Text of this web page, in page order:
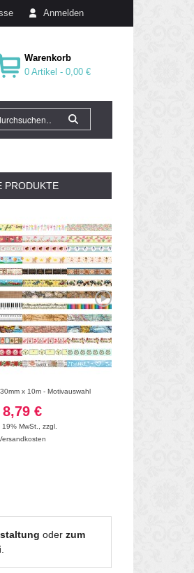
Anmelden
Warenkorb
0 Artikel -0,00 €
PRODUKTE
x 10m - Motivauswahl
8,79 €
19% MwSt.
zzgl.
oder zum